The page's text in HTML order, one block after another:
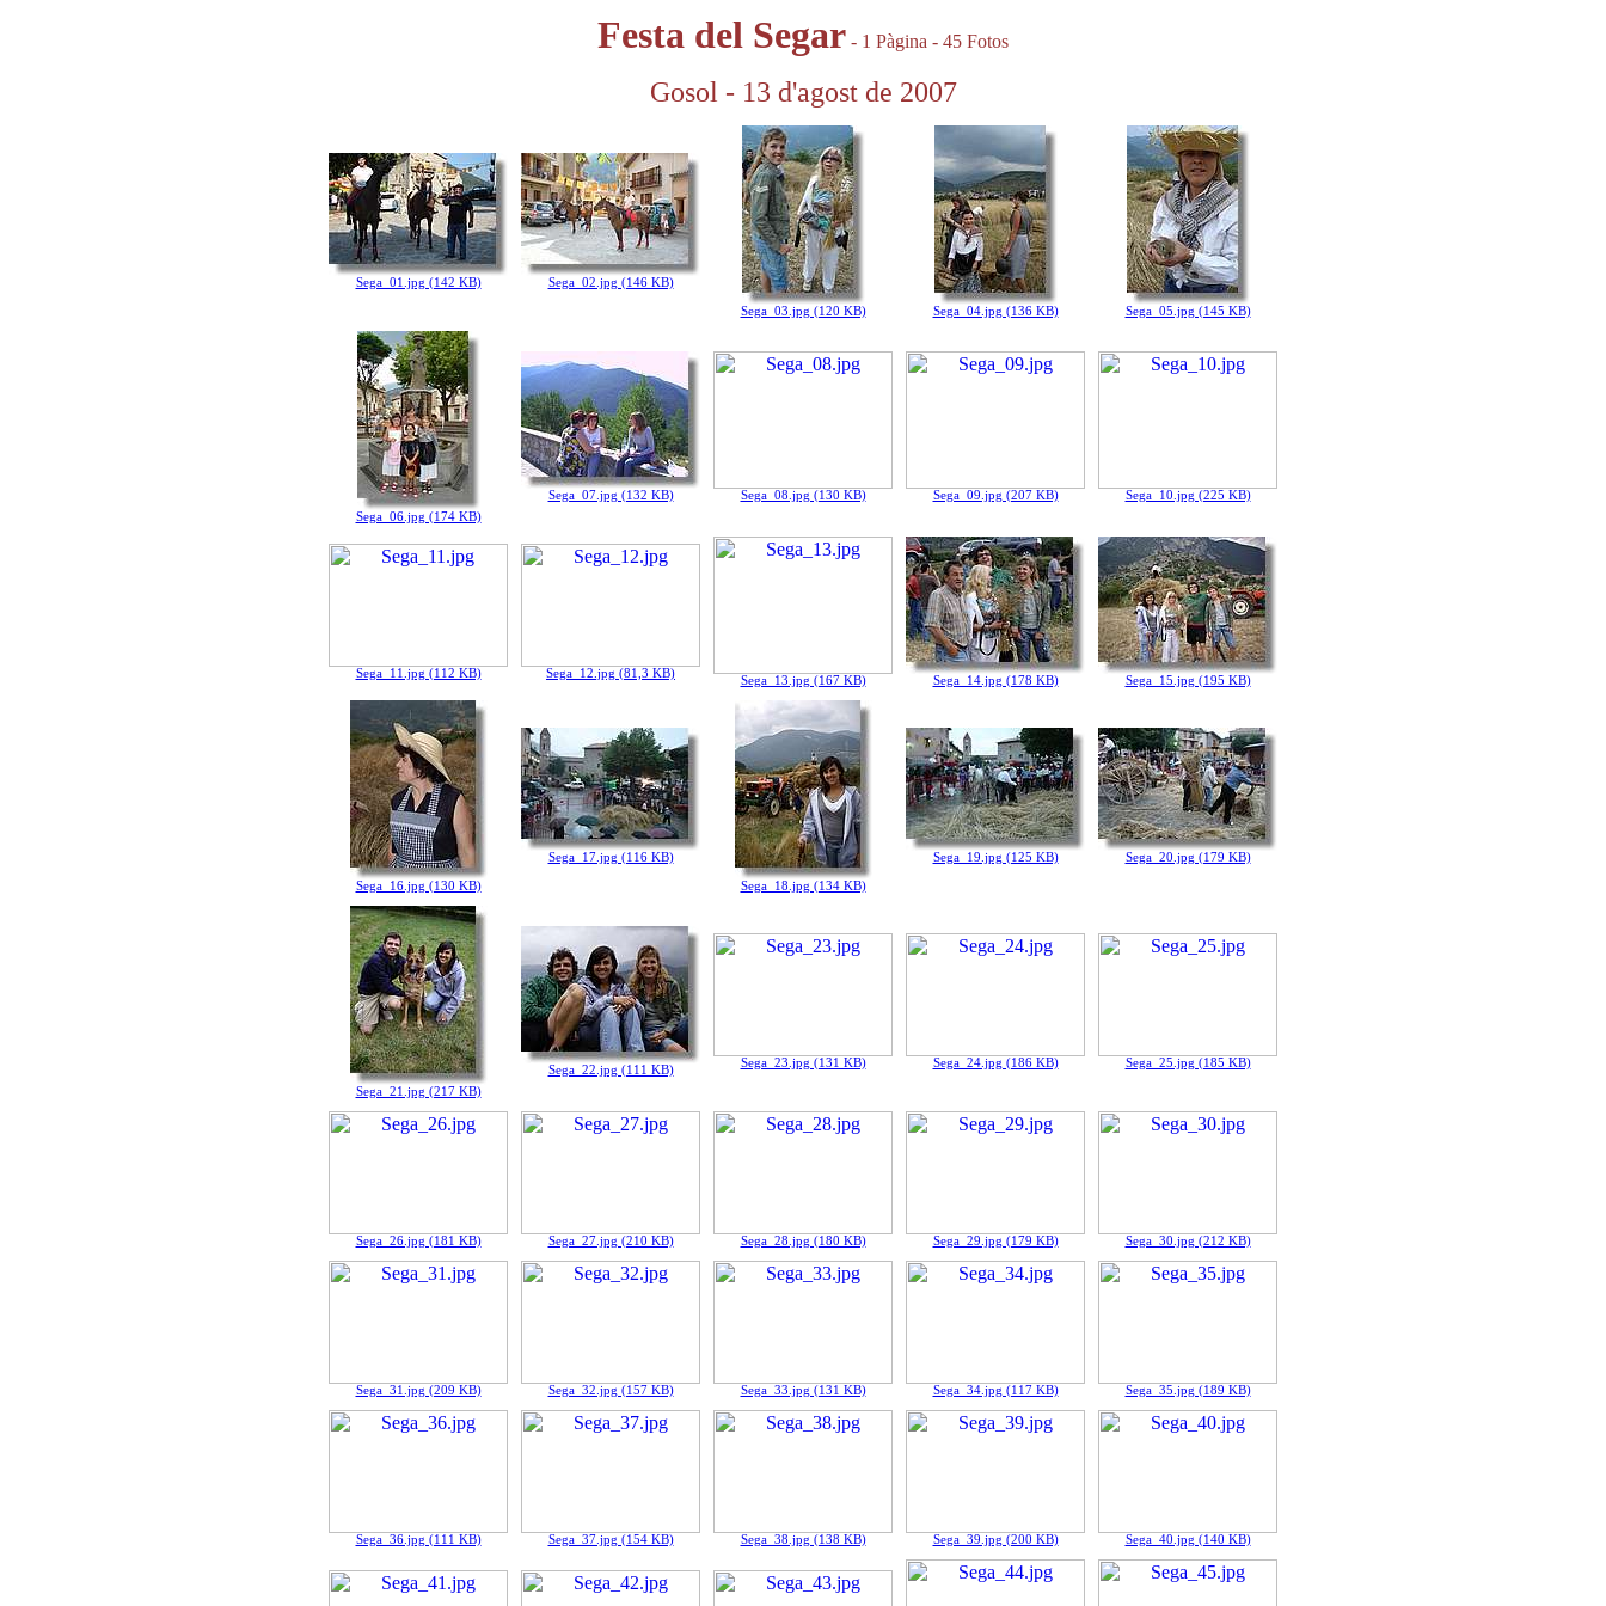
Festa del Segar - 1 Pàgina - 45 Fotos
Gosol - 13 d'agost de 2007
Sega_01.jpg (142 KB) Sega_02.jpg (146 KB)
Sega_03.jpg (120 KB) Sega_04.jpg (136 KB) Sega_05.jpg (145 KB)
Sega_06.jpg (174 KB)
Sega_07.jpg (132 KB) Sega_08.jpg (130 KB) Sega_09.jpg (207 KB) Sega_10.jpg (225 KB)
Sega_11.jpg (112 KB) Sega_12.jpg (81,3 KB)
Sega_13.jpg (167 KB) Sega_14.jpg (178 KB) Sega_15.jpg (195 KB)
Sega_16.jpg (130 KB)
Sega_17.jpg (116 KB)
Sega_18.jpg (134 KB)
Sega_19.jpg (125 KB) Sega_20.jpg (179 KB)
Sega_21.jpg (217 KB)
Sega_22.jpg (111 KB)
Sega_23.jpg (131 KB) Sega_24.jpg (186 KB) Sega_25.jpg (185 KB)
Sega_26.jpg (181 KB) Sega_27.jpg (210 KB) Sega_28.jpg (180 KB) Sega_29.jpg (179 KB) Sega_30.jpg (212 KB)
Sega_31.jpg (209 KB) Sega_32.jpg (157 KB) Sega_33.jpg (131 KB) Sega_34.jpg (117 KB) Sega_35.jpg (189 KB)
Sega_36.jpg (111 KB) Sega_37.jpg (154 KB) Sega_38.jpg (138 KB) Sega_39.jpg (200 KB) Sega_40.jpg (140 KB)